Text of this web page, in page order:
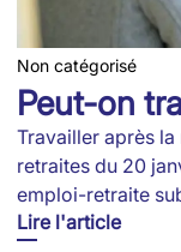
Non catégorisé
Peut-on
Travailler après
retraites du 20
emploi-retraite
Lire l'article